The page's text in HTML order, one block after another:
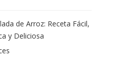
de Arroz: Receta Fácil,
y Deliciosa